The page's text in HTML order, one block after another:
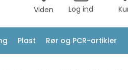
Viden Log ind
Plast Rør og PCR-artikler